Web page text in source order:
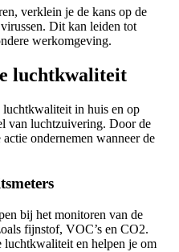
verklein je de kans op de
Dit kan leiden tot
werkomgeving.
luchtkwaliteit
luchtkwaliteit in huis en op
van luchtzuivering. Door de
ondernemen wanneer de
bij het monitoren van de
fijnstof, VOC’s en CO2.
luchtkwaliteit en helpen je om